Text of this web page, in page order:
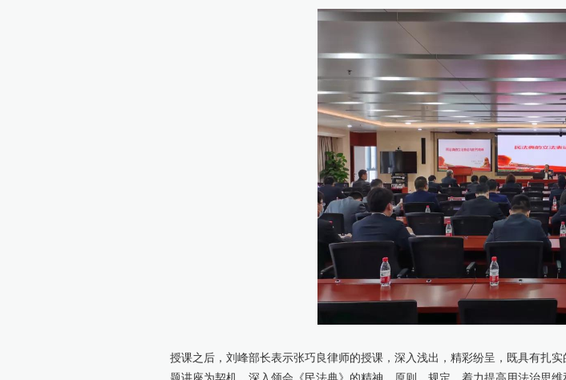
授课之后，刘峰部长表示张巧良律师的授课，深入浅出，精彩纷呈，既具有扎